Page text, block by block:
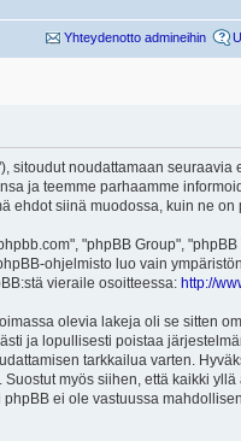
Yhteydenotto admineihin
sitoudut noudattamaan seuraavia
ja teemme parhaamme
ehdot siinä muodossa, kuin ne on
"phpBB Group", "phpBB
phpBB-ohjelmisto luo vain
vieraile osoitteessa: http://
olevia lakeja oli se sitten
ja lopullisesti poistaa
tarkkailua varten.
myös siihen, että kaikki yllä
ei ole vastuussa